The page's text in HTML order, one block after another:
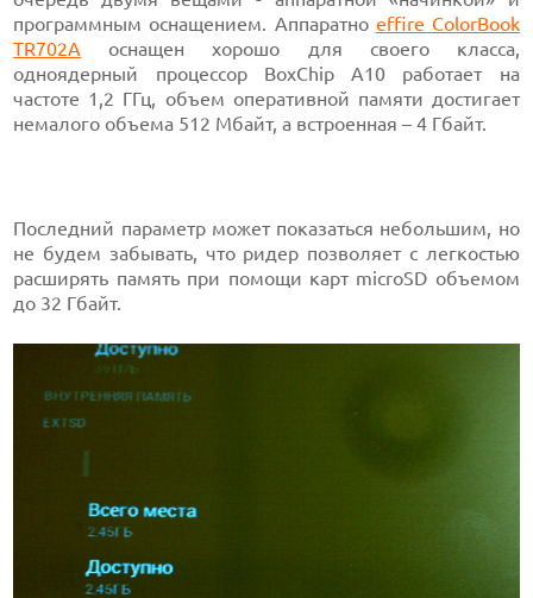
программным оснащением. Аппаратно effire ColorBook
TR702A оснащен хорошо для своего класса,
одноядерный процессор BoxChip A10 работает на
частоте 1,2 ГГц, объем оперативной памяти достигает
немалого объема 512 Мбайт, а встроенная – 4 Гбайт.
Последний параметр может показаться небольшим, но
не будем забывать, что ридер позволяет с легкостью
расширять память при помощи карт microSD объемом
до 32 Гбайт.